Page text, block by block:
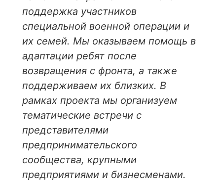
поддержка участников
специальной военной операции и
их семей. Мы оказываем помощь в
адаптации ребят после
возвращения с фронта, а также
поддерживаем их близких. В
рамках проекта мы организуем
тематические встречи с
представителями
предпринимательского
сообщества, крупными
предприятиями и бизнесменами.